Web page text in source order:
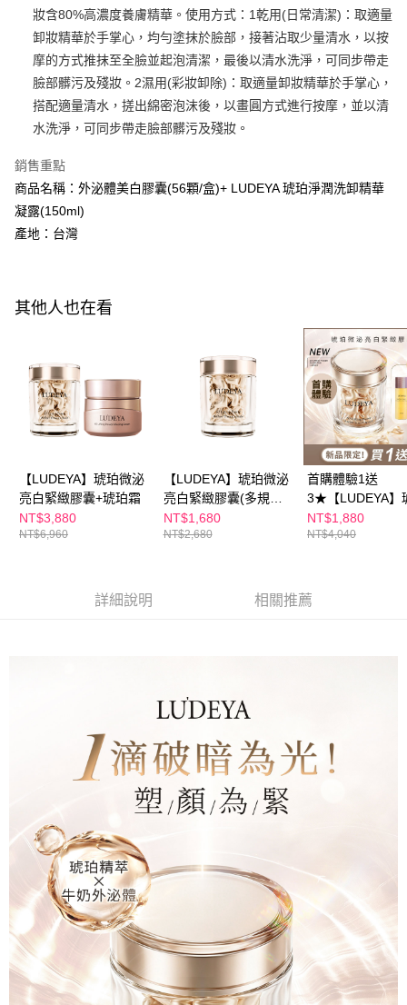
AFTEE先享後付
相關說明
【關於「AFTEE先享後付」】
AFTEE先享後付是「在收到商品之後才付款」的支付方式。 讓您購物簡單
１．簡單：不需註冊會員、不需綁卡、不需儲值。
２．便利：只要手機號碼，簡訊認證，即可結帳。
１．於結帳方式選擇「AFTEE先享後付」後，將跳轉至「AFTEE先享後付」
結帳頁面，進行簡訊認證並確認金額後，即可完成結帳。
２．訂單成立數日內，您將收到繳費通知簡訊。
３．收到繳費通知簡訊後14天內，點擊此簡訊中的連結，可透過四大超商／
後付繳納相關費用。
是否繳費成功／繳費後需取消欲退款等相關疑問，請聯繫「AFTEE先享後付
https://netprotections.freshdesk.com/support/home
【注意事項】
１．透過由恩沛科技股份有限公司提供之「AFTEE先享後付」服務完成之交
易，需依本服務之必要範圍內提供個人資料，並將交易相關給付款項請求債
權轉讓予恩沛科技股份有限公司。
https://aftee.tw/terms/#terms3
３．未成年的使用者請事先徵得法定代理人或監護人之同意方可使用
「AFTEE先享後付」，若未經同意申辦者引起之損失，本公司不負相關責
任。
４．使用「AFTEE先享後付」時，將依據個別帳號之用戶狀況，依本公司即
恩沛科技股份有限公司將有權停止該用戶之使用額度並採取法律行動。
ATM付款
運送方式
每筆NT$100，滿NT$600(含以上)免運費
付款後全家取貨
每筆NT$100，滿NT$600(含以上)免運費
7-11付款取貨
每筆NT$100，滿NT$600(含以上)免運費
付款後7-11取貨
宅配
每筆NT$100，滿NT$600(含以上)免運費
妝含80%高濃度養膚精華。使用方式：1乾用(日常清潔)：取適量
卸妝精華於手掌心，均勻塗抹於臉部，接著沾取少量清水，以按
摩的方式推抹至全臉並起泡清潔，最後以清水洗淨，可同步帶走
臉部髒污及殘妝。2濕用(彩妝卸除)：取適量卸妝精華於手掌心，
搭配適量清水，搓出綿密泡沫後，以畫圓方式進行按摩，並以清
水洗淨，可同步帶走臉部髒污及殘妝。
銷售重點
商品名稱：外泌體美白膠囊(56顆/盒)+ LUDEYA 琥珀淨潤洗卸精華
凝露(150ml)
產地：台灣
其他人也在看
【LUDEYA】琥珀微泌
亮白緊緻膠囊+琥珀霜
NT$3,880
NT$6,960
【LUDEYA】琥珀微泌
亮白緊緻膠囊(多規格
賣場)
NT$1,680
NT$2,680
首購體驗1送
3★【LUDEYA】
微泌亮白緊緻膠
NT$1,880
NT$4,040
詳細說明 相關推薦